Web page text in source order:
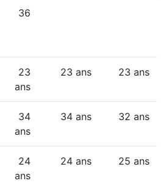
36
23
ans
23 ans 23 ans
34
ans
34 ans 32 ans
24
ans
24 ans 25 ans